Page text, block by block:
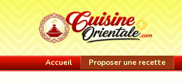
Accueil Proposer une recette